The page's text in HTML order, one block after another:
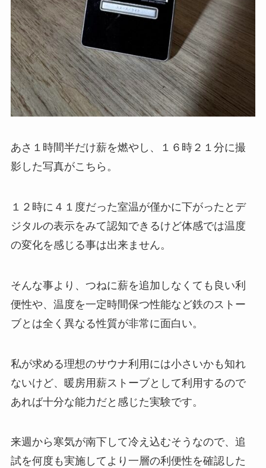
あさ１時間半だけ薪を燃やし、１６時２１分に撮
影した写真がこちら。
１２時に４１度だった室温が僅かに下がったとデ
ジタルの表示をみて認知できるけど体感では温度
の変化を感じる事は出来ません。
そんな事より、つねに薪を追加しなくても良い利
便性や、温度を一定時間保つ性能など鉄のストー
ブとは全く異なる性質が非常に面白い。
私が求める理想のサウナ利用には小さいかも知れ
ないけど、暖房用薪ストーブとして利用するので
あれば十分な能力だと感じた実験です。
来週から寒気が南下して冷え込むそうなので、追
試を何度も実施してより一層の利便性を確認した